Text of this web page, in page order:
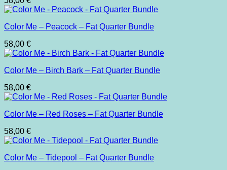
Color Me – Peacock – Fat Quarter Bundle
58,00 €
Color Me – Birch Bark – Fat Quarter Bundle
58,00 €
Color Me – Red Roses – Fat Quarter Bundle
58,00 €
Color Me – Tidepool – Fat Quarter Bundle